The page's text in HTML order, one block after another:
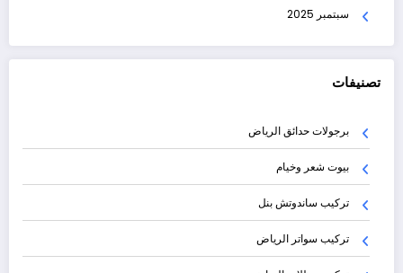
سبتمبر 2025
تصنيفات
برجولات حدائق الرياض
بيوت شعر وخيام
تركيب ساندوتش بنل
تركيب سواتر الرياض